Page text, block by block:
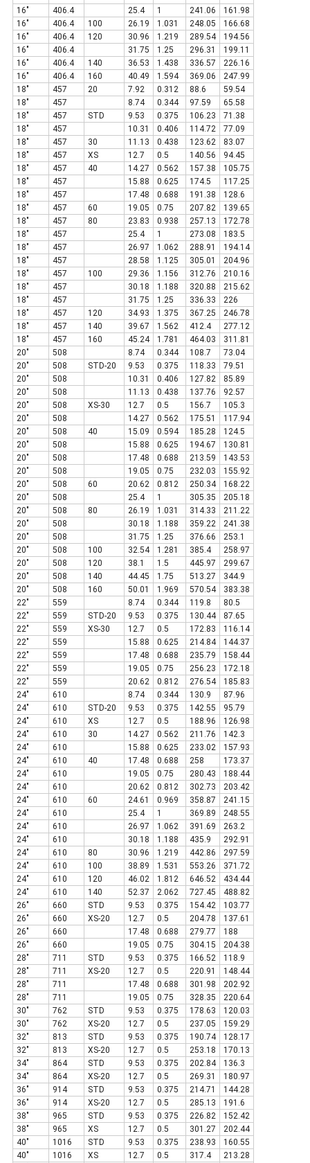
16"
406.4 25.4 1 241.06
161.98
16"
406.4 100 26.19 1.031 248.05
166.68
16"
406.4 120 30.96 1.219 289.54
194.56
16"
406.4 31.75 1.25 296.31
199.11
16"
406.4 140 36.53 1.438 336.57
226.16
16"
406.4 160 40.49 1.594 369.06
247.99
18"
457 20 7.92 0.312 88.6
59.54
18"
457 8.74 0.344 97.59
65.58
18"
457 STD 9.53 0.375 106.23
71.38
18"
457 10.31 0.406 114.72
77.09
18"
457 30 11.13 0.438 123.62
83.07
18"
457 XS 12.7 0.5 140.56
94.45
18"
457 40 14.27 0.562 157.38
105.75
18"
457 15.88 0.625 174.5
117.25
18"
457 17.48 0.688 191.38
128.6
18"
457 60 19.05 0.75 207.82
139.65
18"
457 80 23.83 0.938 257.13
172.78
18"
457 25.4 1 273.08
183.5
18"
457 26.97 1.062 288.91
194.14
18"
457 28.58 1.125 305.01
204.96
18"
457 100 29.36 1.156 312.76
210.16
18"
457 30.18 1.188 320.88
215.62
18"
457 31.75 1.25 336.33
226
18"
457 120 34.93 1.375 367.25
246.78
18"
457 140 39.67 1.562 412.4
277.12
18"
457 160 45.24 1.781 464.03
311.81
20"
508 8.74 0.344 108.7
73.04
20"
508 STD-20 9.53 0.375 118.33
79.51
20"
508 10.31 0.406 127.82
85.89
20"
508 11.13 0.438 137.76
92.57
20"
508 XS-30 12.7 0.5 156.7
105.3
20"
508 14.27 0.562 175.51
117.94
20"
508 40 15.09 0.594 185.28
124.5
20"
508 15.88 0.625 194.67
130.81
20"
508 17.48 0.688 213.59
143.53
20"
508 19.05 0.75 232.03
155.92
20"
508 60 20.62 0.812 250.34
168.22
20"
508 25.4 1 305.35
205.18
20"
508 80 26.19 1.031 314.33
211.22
20"
508 30.18 1.188 359.22
241.38
20"
508 31.75 1.25 376.66
253.1
20"
508 100 32.54 1.281 385.4
258.97
20"
508 120 38.1 1.5 445.97
299.67
20"
508 140 44.45 1.75 513.27
344.9
20"
508 160 50.01 1.969 570.54
383.38
22"
559 8.74 0.344 119.8
80.5
22"
559 STD-20 9.53 0.375 130.44
87.65
22"
559 XS-30 12.7 0.5 172.83
116.14
22"
559 15.88 0.625 214.84
144.37
22"
559 17.48 0.688 235.79
158.44
22"
559 19.05 0.75 256.23
172.18
22"
559 20.62 0.812 276.54
185.83
24"
610 8.74 0.344 130.9
87.96
24"
610 STD-20 9.53 0.375 142.55
95.79
24"
610 XS 12.7 0.5 188.96
126.98
24"
610 30 14.27 0.562 211.76
142.3
24"
610 15.88 0.625 233.02
157.93
24"
610 40 17.48 0.688 258
173.37
24"
610 19.05 0.75 280.43
188.44
24"
610 20.62 0.812 302.73
203.42
24"
610 60 24.61 0.969 358.87
241.15
24"
610 25.4 1 369.89
248.55
24"
610 26.97 1.062 391.69
263.2
24"
610 30.18 1.188 435.9
292.91
24"
610 80 30.96 1.219 442.86
297.59
24"
610 100 38.89 1.531 553.26
371.72
24"
610 120 46.02 1.812 646.52
434.44
24"
610 140 52.37 2.062 727.45
488.82
26"
660 STD 9.53 0.375 154.42
103.77
26"
660 XS-20 12.7 0.5 204.78
137.61
26"
660 17.48 0.688 279.77
188
26"
660 19.05 0.75 304.15
204.38
28"
711 STD 9.53 0.375 166.52
118.9
28"
711 XS-20 12.7 0.5 220.91
148.44
28"
711 17.48 0.688 301.98
202.92
28"
711 19.05 0.75 328.35
220.64
30"
762 STD 9.53 0.375 178.63
120.03
30"
762 XS-20 12.7 0.5 237.05
159.29
32"
813 STD 9.53 0.375 190.74
128.17
32"
813 XS-20 12.7 0.5 253.18
170.13
34"
864 STD 9.53 0.375 202.84
136.3
34"
864 XS-20 12.7 0.5 269.31
180.97
36"
914 STD 9.53 0.375 214.71
144.28
36"
914 XS-20 12.7 0.5 285.13
191.6
38"
965 STD 9.53 0.375 226.82
152.42
38"
965 XS 12.7 0.5 301.27
202.44
40"
1016 STD 9.53 0.375 238.93
160.55
40"
1016 XS 12.7 0.5 317.4
213.28